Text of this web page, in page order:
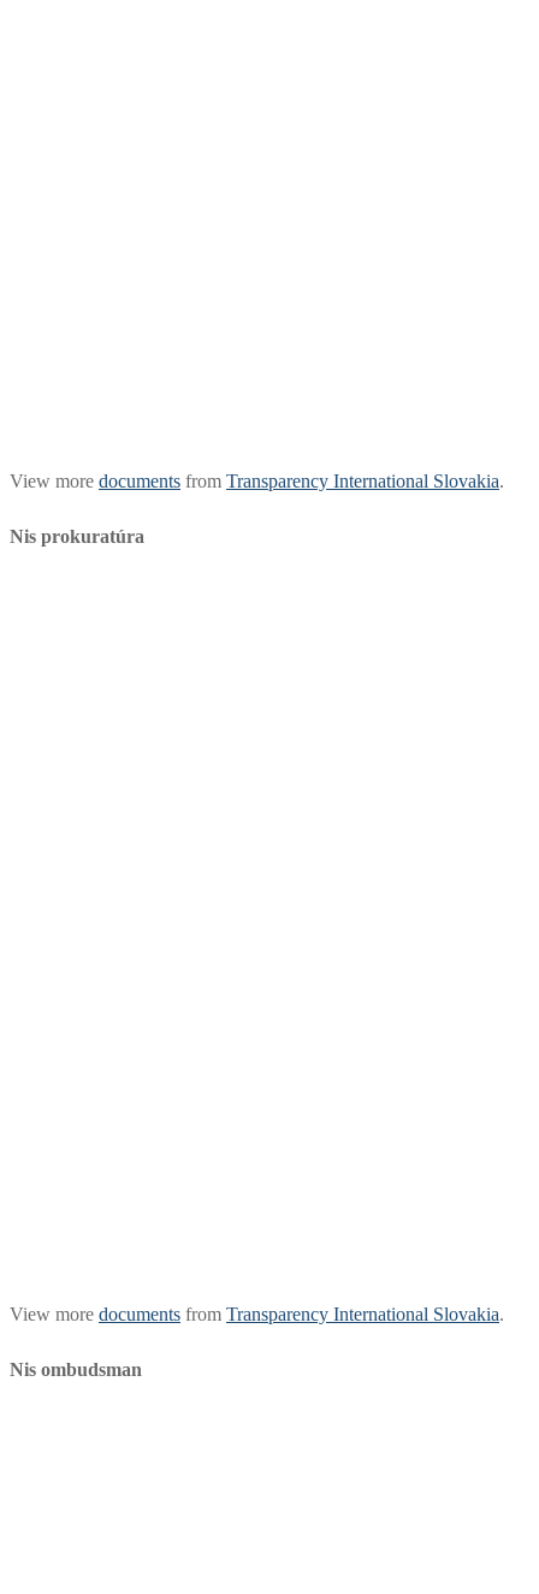
View more documents from Transparency International Slovakia.
Nis prokuratúra
View more documents from Transparency International Slovakia.
Nis ombudsman